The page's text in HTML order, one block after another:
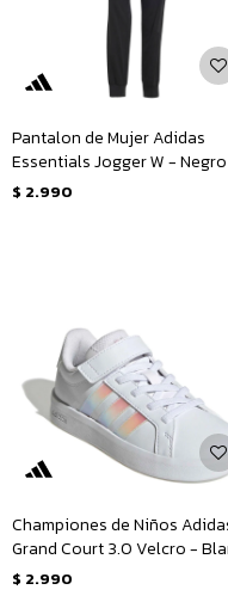
Pantalon de Mujer Adidas
Essentials Jogger W -
Blanco
$ 2.990
Championes de Niños
Grand Court 3.0 Velcro -
- Rosado
$ 2.990